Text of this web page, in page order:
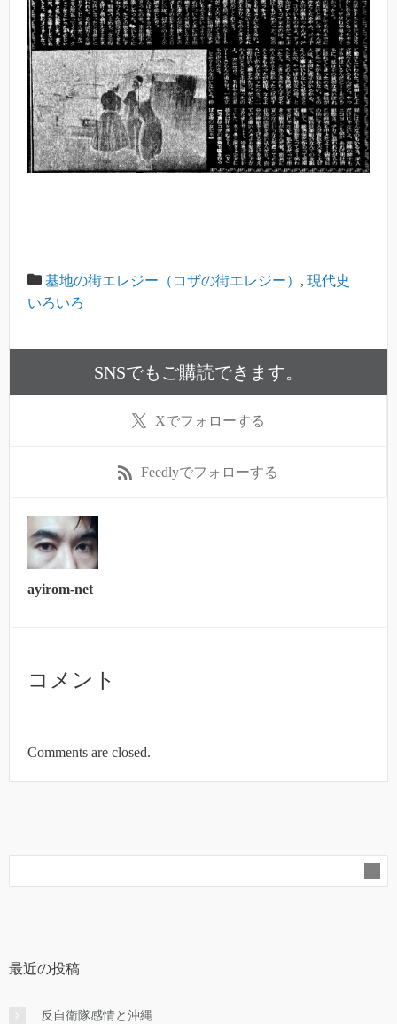
基地の街エレジー（コザの街エレジー） , 現代史
いろいろ
SNSでもご購読できます。
Xでフォローする
Feedlyでフォローする
ayirom-net
コメント
Comments are closed.
最近の投稿
反自衛隊感情と沖縄